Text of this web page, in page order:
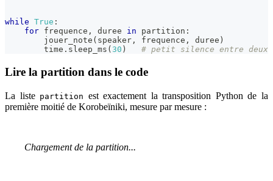
while True :
for frequence , duree in partition :
        jouer_note
( speaker , frequence , duree )
        time
. sleep_ms ( 30 ) # petit silence entre deux
Lire la partition dans le code
La liste partition est exactement la transposition Python de la
première moitié de Korobeïniki, mesure par mesure :
Chargement de la partition...